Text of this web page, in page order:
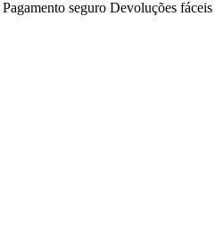
Pagamento seguro Devoluções fáceis